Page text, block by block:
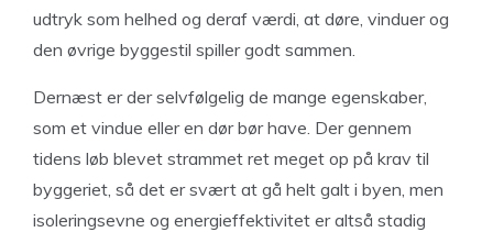
udtryk som helhed og deraf værdi, at døre, vinduer og
den øvrige byggestil spiller godt sammen.
Dernæst er der selvfølgelig de mange egenskaber,
som et vindue eller en dør bør have. Der gennem
tidens løb blevet strammet ret meget op på krav til
byggeriet, så det er svært at gå helt galt i byen, men
isoleringsevne og energieffektivitet er altså stadig